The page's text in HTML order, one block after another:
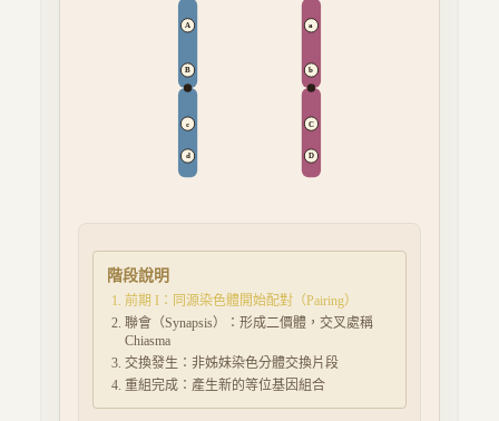
A a
B b
c C
d D
階段說明
前期 I：同源染色體開始配對（Pairing）
聯會（Synapsis）：形成二價體，交叉處稱
Chiasma
交換發生：非姊妹染色分體交換片段
重組完成：產生新的等位基因組合